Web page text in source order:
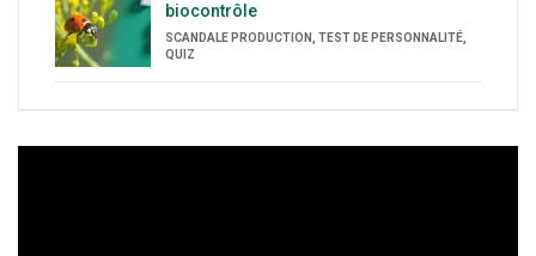
biocontrôle
SCANDALE PRODUCTION, TEST DE PERSONNALITÉ,
QUIZ